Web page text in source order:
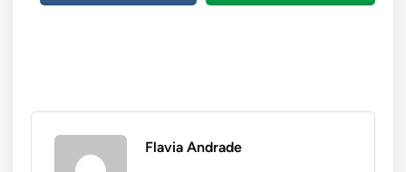
Flavia Andrade